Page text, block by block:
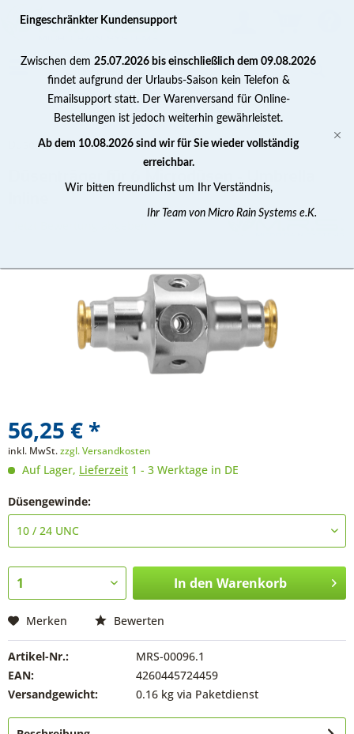
Düsenzubehör
56,25 € *
inkl. MwSt.zzgl. Versandkosten
Auf Lager, Lieferzeit 1 - 3 Werktage in DE
Düsengewinde:
In den Warenkorb
Merken Bewerten
Artikel-Nr.:
MRS-00096.1
EAN:
4260445724459
Versandgewicht:
0.16 kg via Paketdienst
Eingeschränkter Kundensupport
Zwischen dem 25.07.2026 bis einschließlich dem 09.08.2026
findet aufgrund der Urlaubs-Saison kein Telefon &
Emailsupport statt. Der Warenversand für Online-
Bestellungen ist jedoch weiterhin gewährleistet.
Ab dem 10.08.2026 sind wir für Sie wieder vollständig
erreichbar.
Wir bitten freundlichst um Ihr Verständnis,
Ihr Team von Micro Rain Systems e.K.